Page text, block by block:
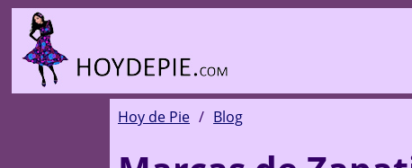
Hoy de Pie Blog